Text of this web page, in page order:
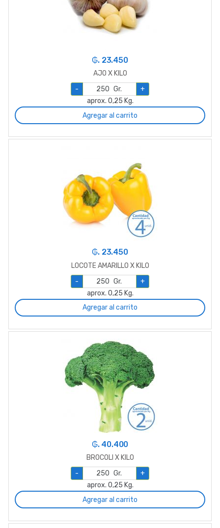
₲. 23.450
AJO X KILO
-
Gr.
+
aprox. 0,25 Kg.
Agregar al carrito
₲. 23.450
LOCOTE AMARILLO X KILO
-
Gr.
+
aprox. 0,25 Kg.
Agregar al carrito
₲. 40.400
BROCOLI X KILO
-
Gr.
+
aprox. 0,25 Kg.
Agregar al carrito